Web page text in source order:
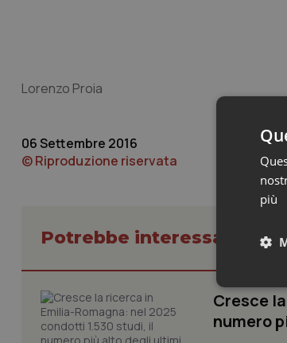
Lorenzo Proia
06 Settembre 2016
© Riproduzione riservata
Potrebbe interessarti in
Cresce
numero
più